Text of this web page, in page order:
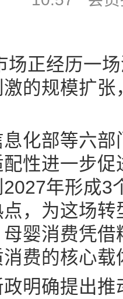
场正经历一
的规模扩
化部等六
性进一步
年形成3
，为这场
婴消费凭
费的核心载
明确提出